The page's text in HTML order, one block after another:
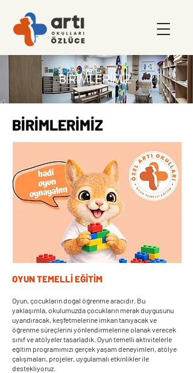
BİRİMLERİMİZ
BİRİMLERİMİZ
OYUN TEMELLİ EĞİTİM
Oyun, çocukların doğal öğrenme aracıdır. Bu
yaklaşımla, okulumuzda çocukların merak duygusunu
uyandıracak, keşfetmelerine imkan tanıyacak ve
öğrenme süreçlerini yönlendirmelerine olanak verecek
sınıf ve atölyeler tasarladık. Oyun temelli aktivitelerle
eğitim programımızı gerçek yaşam deneyimleri, atölye
çalışmaları, projeler, uygulamalı etkinlikler ile
destekliyoruz.